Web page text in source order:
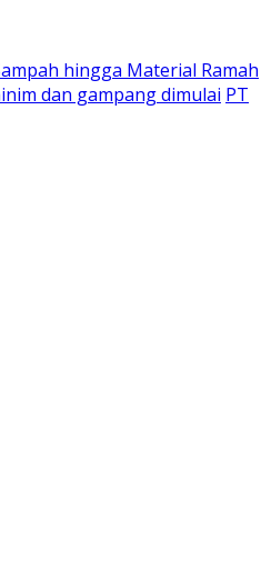
hingga Material Ramah
dan gampang dimulai PT